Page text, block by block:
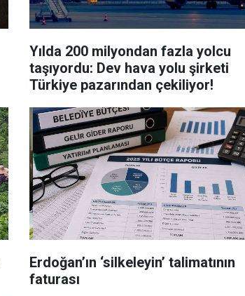
Yılda 200 milyondan fazla yolcu
taşıyordu: Dev hava yolu şirketi
Türkiye pazarından çekiliyor!
Erdoğan’ın ‘silkeleyin’ talimatının
faturası